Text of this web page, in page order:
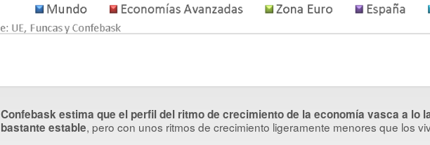
Confebask estima que el perfil del ritmo de crecimiento de la economía vasca a lo
bastante estable, pero con unos ritmos de crecimiento ligeramente menores que los